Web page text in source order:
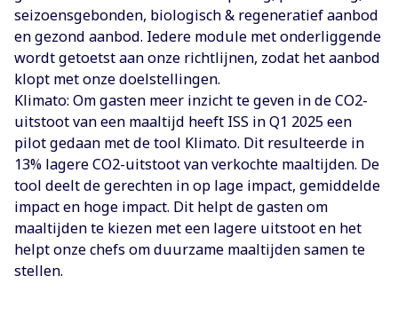
seizoensgebonden, biologisch & regeneratief aanbod
en gezond aanbod. Iedere module met onderliggende
wordt getoetst aan onze richtlijnen, zodat het aanbod
klopt met onze doelstellingen.
Klimato: Om gasten meer inzicht te geven in de CO2-
uitstoot van een maaltijd heeft ISS in Q1 2025 een
pilot gedaan met de tool Klimato. Dit resulteerde in
13% lagere CO2-uitstoot van verkochte maaltijden. De
tool deelt de gerechten in op lage impact, gemiddelde
impact en hoge impact. Dit helpt de gasten om
maaltijden te kiezen met een lagere uitstoot en het
helpt onze chefs om duurzame maaltijden samen te
stellen.